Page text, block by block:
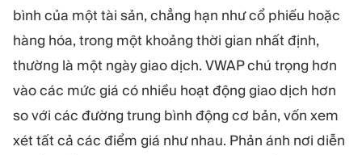
bình của một tài sản, chẳng hạn như cổ phiếu hoặc
hàng hóa, trong một khoảng thời gian nhất định,
thường là một ngày giao dịch. VWAP chú trọng hơn
vào các mức giá có nhiều hoạt động giao dịch hơn
so với các đường trung bình động cơ bản, vốn xem
xét tất cả các điểm giá như nhau. Phản ánh nơi diễn